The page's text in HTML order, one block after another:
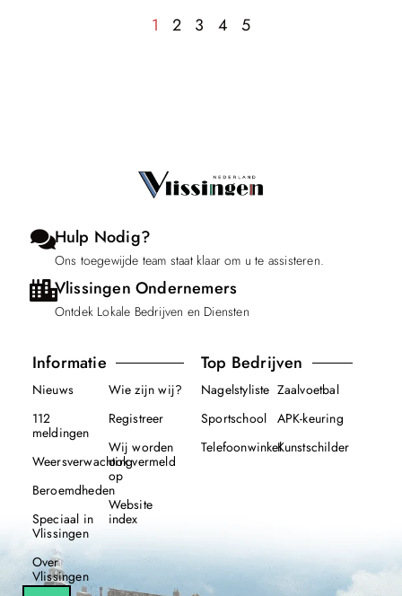
1 2 3 4 5
Hulp Nodig?
Ons toegewijde team staat klaar om u te assisteren.
Vlissingen Ondernemers
Ontdek Lokale Bedrijven en Diensten
Informatie
Nieuws
112
meldingen
Weersverwachting
Beroemdheden
Speciaal in
Vlissingen
Over
Vlissingen
Wie zijn wij?
Registreer
Wij worden
ook vermeld
op
Website
index
Top Bedrijven
Nagelstyliste
Sportschool
Telefoonwinkel
Zaalvoetbal
APK-keuring
Kunstschilder